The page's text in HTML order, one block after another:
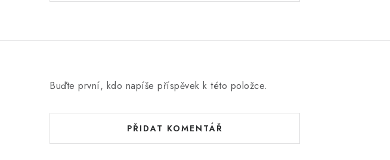
Buďte první, kdo napíše příspěvek k této položce.
PŘIDAT KOMENTÁŘ